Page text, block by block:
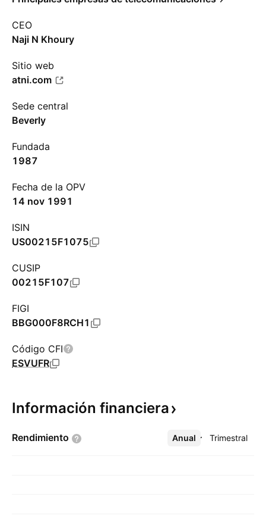
CEO
Naji N Khoury
Sitio web
atni.com
Sede central
Beverly
Fundada
1987
Fecha de la OPV
14 nov 1991
ISIN
US00215F1075
CUSIP
00215F107
FIGI
BBG000F8RCH1
Código CFI
ESVUFR
Información financiera
Rendimiento Anual Trimestral
Más